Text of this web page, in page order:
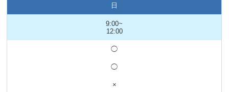
日
9:00~
12:00
◯
◯
×